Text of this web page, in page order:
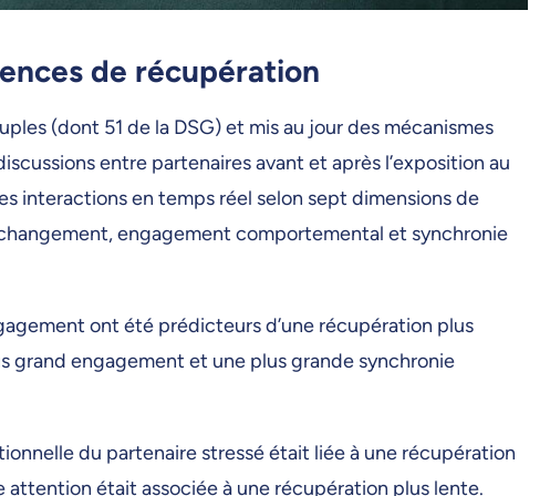
de récupération
(dont 51 de la DSG) et mis au jour des mécanismes
entre partenaires avant et après l’exposition au
interactions en temps réel selon sept dimensions de
engagement comportemental et synchronie
ont été prédicteurs d’une récupération plus
grand engagement et une plus grande synchronie
du partenaire stressé était liée à une récupération
attention était associée à une récupération plus lente.